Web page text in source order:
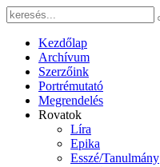
Kezdőlap
Archívum
Szerzőink
Portrémutató
Megrendelés
Rovatok
Líra
Epika
Esszé/Tanulmány